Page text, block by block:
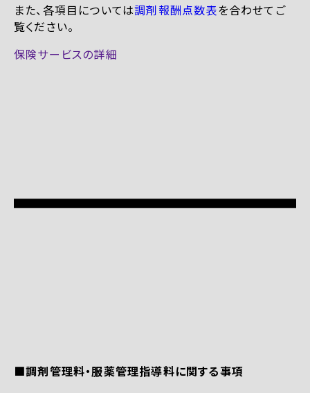
また、各項目については調剤報酬点数表を合わせてご
覧ください。
保険サービスの詳細
■調剤管理料・服薬管理指導料に関する事項